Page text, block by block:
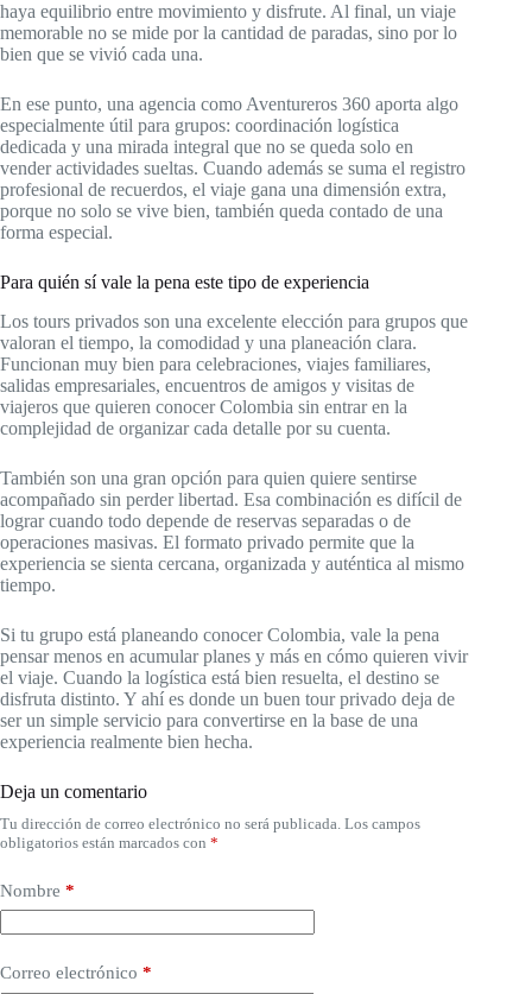
haya equilibrio entre movimiento y disfrute. Al final, un viaje
memorable no se mide por la cantidad de paradas, sino por lo
bien que se vivió cada una.
En ese punto, una agencia como Aventureros 360 aporta algo
especialmente útil para grupos: coordinación logística
dedicada y una mirada integral que no se queda solo en
vender actividades sueltas. Cuando además se suma el registro
profesional de recuerdos, el viaje gana una dimensión extra,
porque no solo se vive bien, también queda contado de una
forma especial.
Para quién sí vale la pena este tipo de experiencia
Los tours privados son una excelente elección para grupos que
valoran el tiempo, la comodidad y una planeación clara.
Funcionan muy bien para celebraciones, viajes familiares,
salidas empresariales, encuentros de amigos y visitas de
viajeros que quieren conocer Colombia sin entrar en la
complejidad de organizar cada detalle por su cuenta.
También son una gran opción para quien quiere sentirse
acompañado sin perder libertad. Esa combinación es difícil de
lograr cuando todo depende de reservas separadas o de
operaciones masivas. El formato privado permite que la
experiencia se sienta cercana, organizada y auténtica al mismo
tiempo.
Si tu grupo está planeando conocer Colombia, vale la pena
pensar menos en acumular planes y más en cómo quieren vivir
el viaje. Cuando la logística está bien resuelta, el destino se
disfruta distinto. Y ahí es donde un buen tour privado deja de
ser un simple servicio para convertirse en la base de una
experiencia realmente bien hecha.
Deja un comentario
Tu dirección de correo electrónico no será publicada. Los campos
obligatorios están marcados con *
Nombre *
Correo electrónico *